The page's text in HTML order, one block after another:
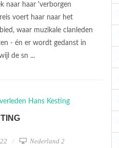
naar haar 'verborgen
voert haar naar het
waar muzikale clanleden
- én er wordt gedanst in
de sn ...
Nederland 2